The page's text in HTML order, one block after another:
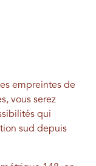
empreintes de
vous serez
qui
sud depuis